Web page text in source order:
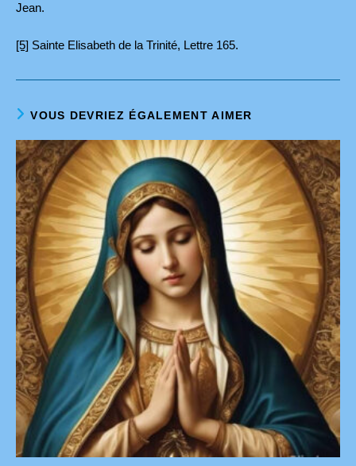
Jean.
[5] Sainte Elisabeth de la Trinité, Lettre 165.
VOUS DEVRIEZ ÉGALEMENT AIMER